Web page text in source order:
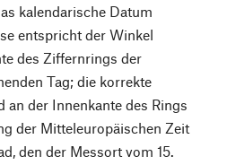
kalendarische Datum
entspricht der Winkel
des Ziffernrings der
Tag; die korrekte
der Innenkante des Rings
der Mitteleuropäischen Zeit
den der Messort vom 15.